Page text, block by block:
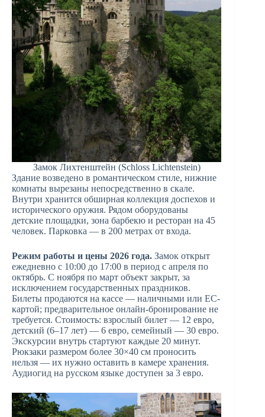
Замок Лихтенштейн (Schloss Lichtenstein)
Здание возведено в романтическом стиле, нижние
комнаты вырезаны непосредственно в скале.
Внутри хранится обширная коллекция доспехов и
исторического оружия. Рядом оборудованы
детские площадки, зона барбекю и ресторан на 45
человек. Парковка — в 200 метрах от входа.
Режим работы и цены 2026 года. Замок открыт
ежедневно с 10:00 до 17:00 в период с апреля по
октябрь. С ноября по март объект закрыт, за
исключением государственных праздников.
Билеты продаются на кассе — наличными или EC-
картой; предварительное онлайн-бронирование не
требуется. Стоимость: взрослый билет — 12 евро,
детский (6–17 лет) — 6 евро, семейный — 30 евро.
Экскурсии внутрь стартуют каждые 20 минут.
Рюкзаки размером более 30×40 см проносить
нельзя — их нужно оставить в камере хранения.
Аудиогид на русском языке доступен за 3 евро.